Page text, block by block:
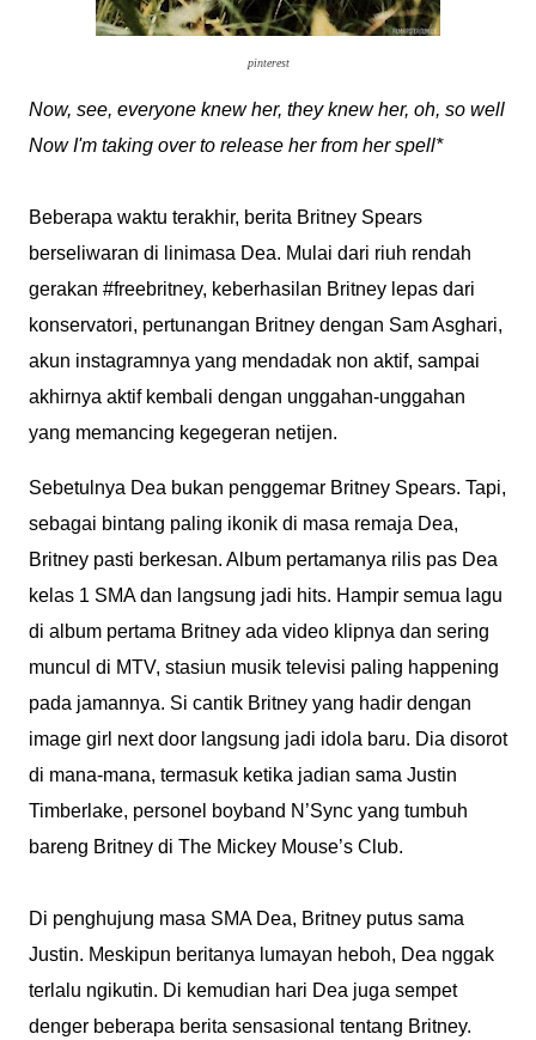
pinterest
Now, see, everyone knew her, they knew her, oh, so well
Now I'm taking over to release her from her spell*
Beberapa waktu terakhir, berita Britney Spears
berseliwaran di linimasa Dea. Mulai dari riuh rendah
gerakan #freebritney, keberhasilan Britney lepas dari
konservatori, pertunangan Britney dengan Sam Asghari,
akun instagramnya yang mendadak non aktif, sampai
akhirnya aktif kembali dengan unggahan-unggahan
yang memancing kegegeran netijen.
Sebetulnya Dea bukan penggemar Britney Spears. Tapi,
sebagai bintang paling ikonik di masa remaja Dea,
Britney pasti berkesan. Album pertamanya rilis pas Dea
kelas 1 SMA dan langsung jadi hits. Hampir semua lagu
di album pertama Britney ada video klipnya dan sering
muncul di MTV, stasiun musik televisi paling happening
pada jamannya. Si cantik Britney yang hadir dengan
image girl next door langsung jadi idola baru. Dia disorot
di mana-mana, termasuk ketika jadian sama Justin
Timberlake, personel boyband N’Sync yang tumbuh
bareng Britney di The Mickey Mouse’s Club.
Di penghujung masa SMA Dea, Britney putus sama
Justin. Meskipun beritanya lumayan heboh, Dea nggak
terlalu ngikutin. Di kemudian hari Dea juga sempet
denger beberapa berita sensasional tentang Britney.